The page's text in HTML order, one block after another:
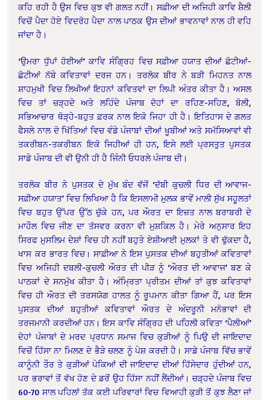
ਕਹਿ ਰਹੀ ਹੈ ਉਸ ਵਿਚ ਕੁਝ ਵੀ ਗਲਤ ਨਹੀਂ। ਸਫ਼ੀਆ ਦੀ ਅਜਿਹੀ ਕਾਵਿ ਸ਼ੈਲੀ
ਵਿਚੋਂ ਪੈਦਾ ਹੋਏ ਵਿਦਰੋਹ ਪੈਦਾ ਨਾਲ ਪਾਠਕ ਉਸ ਦੀਆਂ ਭਾਵਨਾਵਾਂ ਨਾਲ ਹੀ ਵਹਿ
ਜਾਂਦਾ ਹੈ।
‘ਉਮਰਾ ਧੁੱਪਾਂ ਹੋਈਆਂ’ ਕਾਵਿ ਸੰਗ੍ਰਿਹ ਵਿਚ ਸਫ਼ੀਆ ਹਯਾਤ ਦੀਆਂ ਛੋਟੀਆਂ-
ਛੋਟੀਆਂ ਨੱਬੇ ਕਵਿਤਾਵਾਂ ਦਰਜ ਹਨ। ਤਰਲੋਕ ਬੀਰ ਨੇ ਬੜੀ ਮਿਹਨਤ ਨਾਲ
ਸ਼ਾਹਮੁਖੀ ਵਿਚ ਲਿਖੀਆਂ ਇਹਨਾਂ ਕਵਿਤਵਾਂ ਦਾ ਲਿਪੀ ਅੰਤਰ ਕੀਤਾ ਹੈ। ਅਸਲ
ਵਿਚ ਤਾਂ ਚੜ੍ਹਦੇ ਅਤੇ ਲਹਿੰਦੇ ਪੰਜਾਬ ਦੋਹਾਂ ਦਾ ਰਹਿਣ-ਸਹਿਣ, ਬੋਲੀ,
ਸਭਿਆਚਾਰ ਥੋੜ੍ਹੇ-ਬਹੁਤ ਫ਼ਰਕ ਨਾਲ ਇਕੋ ਜਿਹਾ ਹੀ ਹੈ। ਇਤਿਹਾਸ ਦੇ ਗਲਤ
ਫੈਸਲੇ ਨਾਲ ਦੋ ਖਿੱਤਿਆਂ ਵਿਚ ਵੰਡੇ ਪੰਜਾਬਾਂ ਦੀਆਂ ਖੂਬੀਆਂ ਅਤੇ ਸਮੱਸਿਆਵਾਂ ਵੀ
ਤਕਰੀਬਨ-ਤਕਰੀਬਨ ਇਕੋ ਜਿਹੀਆਂ ਹੀ ਹਨ, ਇਸੇ ਲਈ ਪ੍ਰਸਤੁਤ ਪੁਸਤਕ
ਸਾਡੇ ਪੰਜਾਬ ਦੀ ਵੀ ਉਨੀ ਹੀ ਹੈ ਜਿੰਨੀ ਓਧਰਲੇ ਪੰਜਾਬ ਦੀ।
ਤਰਲੋਕ ਬੀਰ ਨੇ ਪੁਸਤਕ ਦੇ ਮੁੱਖ ਬੰਦ ਵੱਜੋਂ ‘ਦੱਬੀ ਕੁਚਲੀ ਧਿਰ ਦੀ ਆਵਾਜ-
ਸਫ਼ੀਆ ਹਯਾਤ’ ਵਿਚ ਲਿਖਿਆ ਹੈ ਕਿ ਇਸਲਾਮੀ ਮੁਲਕ ਭਾਵੇਂ ਮਾਲੀ ਸੁੱਖ ਸਹੂਲਤਾਂ
ਵਿਚ ਬਹੁਤ ਉੱਪਰ ਉੱਠ ਚੁੱਕੇ ਹਨ, ਪਰ ਔਰਤ ਦਾ ਇਜ਼ਤ ਨਾਲ ਬਰਾਬਰੀ ਦੇ
ਮਾਹੌਲ ਵਿਚ ਜੀਣ ਦਾ ਤੱਸਵਰ ਕਰਨਾ ਵੀ ਮੁਸ਼ਕਿਲ ਹੈ। ਮੇਰੇ ਅਨੁਸਾਰ ਇਹ
ਸਿਰਫ ਮੁਸਲਿਮ ਦੇਸ਼ਾਂ ਵਿਚ ਹੀ ਨਹੀਂ ਬਹੁਤੇ ਏਸ਼ੀਆਈ ਮੁਲਕਾਂ ਤੇ ਵੀ ਢੁੱਕਦਾ ਹੈ,
ਖਾਸ ਕਰ ਭਾਰਤ ਵਿਚ। ਸਾਫ਼ੀਆ ਨੇ ਇਸ ਪੁਸਤਕ ਦੀਆਂ ਬਹੁਤੀਆਂ ਕਵਿਤਾਵਾਂ
ਵਿਚ ਅਜਿਹੀ ਦਬਲੀ-ਕੁਚਲੀ ਔਰਤ ਦੀ ਪੀੜ ਨੂੰ ‘ਔਰਤ ਦੀ ਆਵਾਜ’ ਬਣ ਕੇ
ਪਾਠਕਾਂ ਦੇ ਸਨਮੁੱਖ ਕੀਤਾ ਹੈ। ਅੰਮ੍ਰਿਤਾ ਪ੍ਰੀਤਮ ਦੀਆਂ ਤਾਂ ਕੁਝ ਕਵਿਤਾਵਾਂ
ਵਿਚ ਹੀ ਔਰਤ ਦੀ ਤਰਸਯੋਗ ਹਾਲਤ ਨੂੰ ਰੂਪਮਾਨ ਕੀਤਾ ਗਿਆ ਹੈਂ, ਪਰ ਇਸ
ਪੁਸਤਕ ਦੀਆਂ ਬਹੁਤੀਆਂ ਕਵਿਤਾਵਾਂ ਔਰਤ ਦੇ ਅੰਦਰੂਨੀ ਮਨੋਭਾਵਾਂ ਦੀ
ਤਰਜਮਾਨੀ ਕਰਦੀਆਂ ਹਨ। ਇਸ ਕਾਵਿ ਸੰਗ੍ਰਿਹ ਦੀ ਪਹਿਲੀ ਕਵਿਤਾ ‘ਪੈਲੀਆਂ’
ਦੋਹਾਂ ਪੰਜਾਬਾਂ ਦੇ ਮਰਦ ਪ੍ਰਧਾਨ ਸਮਾਜ ਵਿਚ ਕੁੜੀਆਂ ਨੂੰ ਪਿਉ ਦੀ ਜਾਇਦਾਦ
ਵਿਚੋਂ ਹਿੱਸਾ ਨਾ ਮਿਲਣ ਦੇ ਭੈੜੇ ਚਲਣ ਨੂੰ ਪੇਸ਼ ਕਰਦੀ ਹੈ। ਸਾਡੇ ਪੰਜਾਬ ਵਿੱਚ ਭਾਵੇਂ
ਕਾਨੂੰਨੀ ਤੌਰ ਤੇ ਕੁੜੀਆਂ ਪੇਕਿਆਂ ਦੀ ਜਾਇਦਾਦ ਦੀਆਂ ਹਿੱਸੇਦਾਰ ਹੁੰਦੀਆਂ ਹਨ,
ਪਰ ਭਰਾਵਾਂ ਤੋਂ ਵੱਖ ਹੋਣ ਦੇ ਡਰੋਂ ਉਹ ਹਿੱਸਾ ਨਹੀਂ ਲੈਂਦੀਆਂ। ਚੜ੍ਹਦੇ ਪੰਜਾਬ ਵਿਚ
60-70 ਸਾਲ ਪਹਿਲਾਂ ਤੱਕ ਕਈ ਪਰਿਵਾਰਾਂ ਵਿਚ ਵਿਆਹੀ ਕੁੜੀ ਤੋਂ ਕੁਝ ਲੈਣਾ ਜਾਂ